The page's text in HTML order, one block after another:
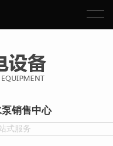
销售中心
式服务